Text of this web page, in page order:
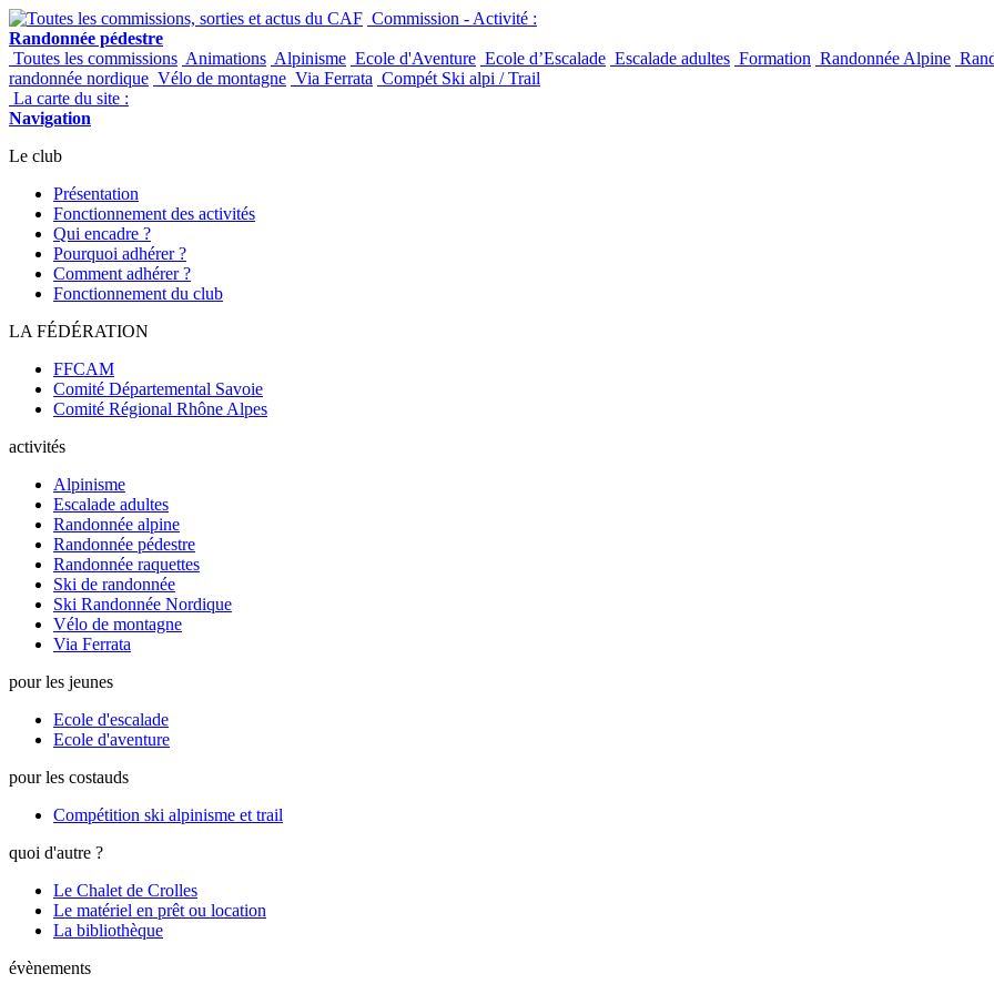
Commission - Activité :
Randonnée pédestre
Toutes les commissions Animations Alpinisme Ecole d'Aventure Ecole d’Escalade Escalade adultes Formation Randonnée Alpine
randonnée nordique Vélo de montagne Via Ferrata Compét Ski alpi / Trail
La carte du site :
Navigation
Le club
Présentation
Fonctionnement des activités
Qui encadre ?
Pourquoi adhérer ?
Comment adhérer ?
Fonctionnement du club
LA FÉDÉRATION
FFCAM
Comité Départemental Savoie
Comité Régional Rhône Alpes
activités
Alpinisme
Escalade adultes
Randonnée alpine
Randonnée pédestre
Randonnée raquettes
Ski de randonnée
Ski Randonnée Nordique
Vélo de montagne
Via Ferrata
pour les jeunes
Ecole d'escalade
Ecole d'aventure
pour les costauds
Compétition ski alpinisme et trail
quoi d'autre ?
Le Chalet de Crolles
Le matériel en prêt ou location
La bibliothèque
évènements